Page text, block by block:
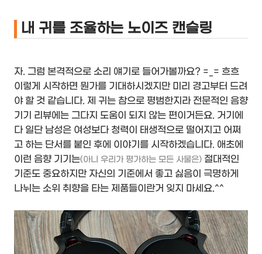
내 귀를 조율하는 노이즈 캔슬링
자. 그럼 본격적으로 소리 얘기로 들어가볼까요? =_= 흐흐
이렇게 시작하면 뭔가를 기대하시겠지만 미리 경고부터 드려
야 할 것 같습니다. 제 귀는 참으로 평범한지라 전문적인 음향
기기 리뷰에는 그다지 도움이 되지 않는 편이거든요. 거기에
다 일단 남성은 여성보다 청력이 태생적으로 떨어지고 어쩌
고 하는 단서를 붙인 후에 이야기를 시작하겠습니다. 애초에
이런 음향 기기는(아니 우리가 평가하는 모든 사물은) 절대적인
기준도 중요하지만 자신의 기준에서 좋고 싫음이 극명하게
나뉘는 소위 취향을 타는 제품들이란거 잊지 마세요.^^